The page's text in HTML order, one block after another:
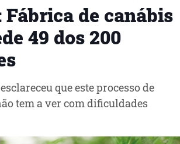
Fábrica de canábis
49 dos 200
que este processo de
tem a ver com dificuldades